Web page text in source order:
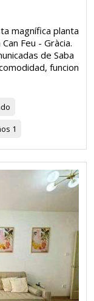
magnífica planta
Feu - Gràcia.
de Saba
funcion
1